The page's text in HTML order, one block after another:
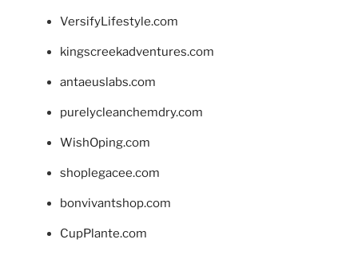
VersifyLifestyle.com
kingscreekadventures.com
antaeuslabs.com
purelycleanchemdry.com
WishOping.com
shoplegacee.com
bonvivantshop.com
CupPlante.com